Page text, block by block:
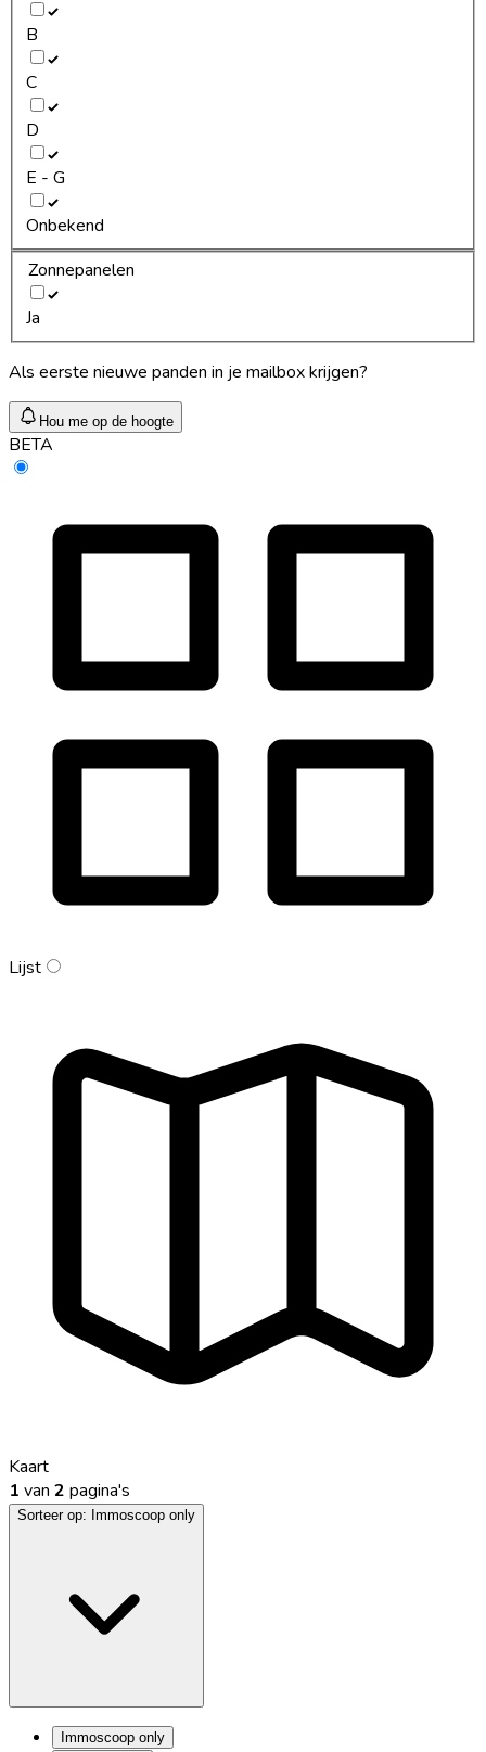
B
C
D
E - G
Onbekend
Zonnepanelen
Ja
Als eerste nieuwe panden in je mailbox krijgen?
Hou me op de hoogte
BETA
Lijst
Kaart
1 van 2 pagina's
Sorteer op: Immoscoop only
Immoscoop only